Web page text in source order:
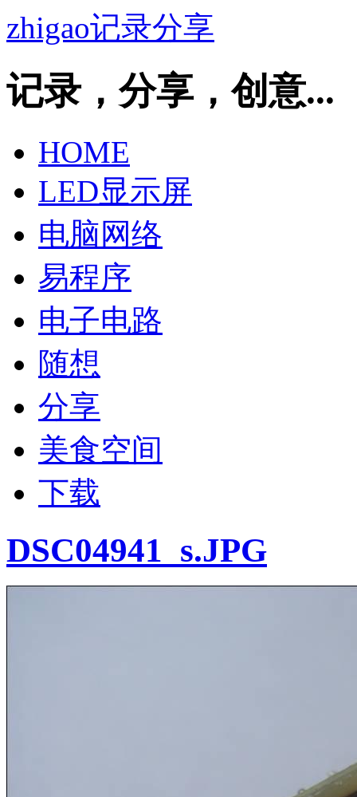
zhigao记录分享
记录，分享，创意...
HOME
LED显示屏
电脑网络
易程序
电子电路
随想
分享
美食空间
下载
DSC04941_s.JPG